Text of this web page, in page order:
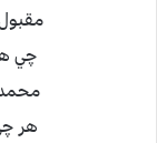
چي
هر